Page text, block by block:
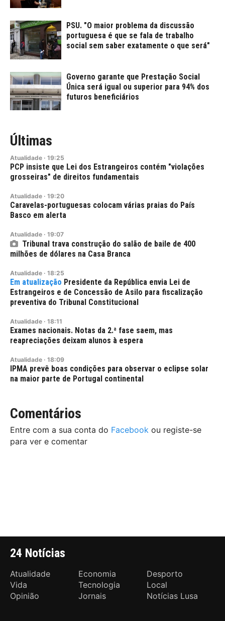
PSU. "O maior problema da discussão
portuguesa é que se fala de trabalho
social sem saber exatamente o que será"
Governo garante que Prestação Social
Única será igual ou superior para 94% dos
futuros beneficiários
Últimas
Atualidade · 19:25
PCP insiste que Lei dos Estrangeiros contém "violações
grosseiras" de direitos fundamentais
Atualidade · 19:20
Caravelas-portuguesas colocam várias praias do País
Basco em alerta
Atualidade · 19:07
Tribunal trava construção do salão de baile de 400
milhões de dólares na Casa Branca
Atualidade · 18:25
Presidente da República envia Lei de
Estrangeiros e de Concessão de Asilo para fiscalização
preventiva do Tribunal Constitucional
Atualidade · 18:11
Exames nacionais. Notas da 2.ª fase saem, mas
reapreciações deixam alunos à espera
Atualidade · 18:09
IPMA prevê boas condições para observar o eclipse solar
na maior parte de Portugal continental
Comentários
Entre com a sua conta do Facebook ou registe-se
para ver e comentar
24 Notícias
Atualidade Economia
Desporto
Vida
Tecnologia
Local
Opinião
Jornais Notícias Lusa